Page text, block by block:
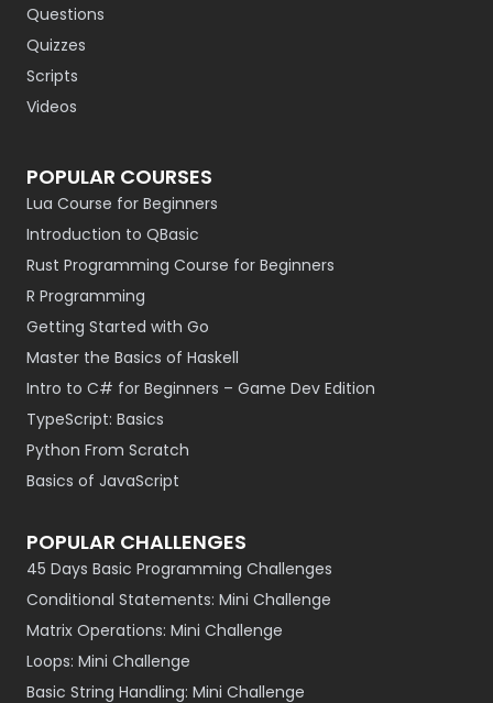
Questions
Quizzes
Scripts
Videos
POPULAR COURSES
Lua Course for Beginners
Introduction to QBasic
Rust Programming Course for Beginners
R Programming
Getting Started with Go
Master the Basics of Haskell
Intro to C# for Beginners – Game Dev Edition
TypeScript: Basics
Python From Scratch
Basics of JavaScript
POPULAR CHALLENGES
45 Days Basic Programming Challenges
Conditional Statements: Mini Challenge
Matrix Operations: Mini Challenge
Loops: Mini Challenge
Basic String Handling: Mini Challenge